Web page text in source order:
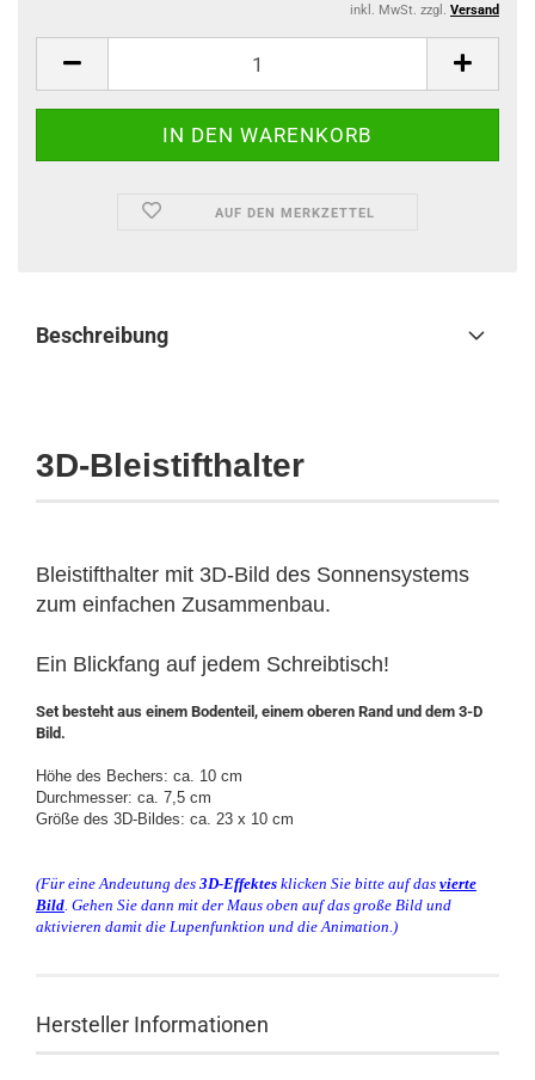
inkl. MwSt. zzgl. Versand
AUF DEN MERKZETTEL
Beschreibung
3D-Bleistifthalter
Bleistifthalter mit 3D-Bild des Sonnensystems
zum einfachen Zusammenbau.
Ein Blickfang auf jedem Schreibtisch!
Set besteht aus einem Bodenteil, einem oberen Rand und dem 3-D
Bild.
Höhe des Bechers: ca. 10 cm
Durchmesser: ca. 7,5 cm
Größe des 3D-Bildes: ca. 23 x 10 cm
(Für eine Andeutung des 3D-Effektes klicken Sie bitte auf das vierte
Bild. Gehen Sie dann mit der Maus oben auf das große Bild und
aktivieren damit die Lupenfunktion und die Animation.)
Hersteller Informationen